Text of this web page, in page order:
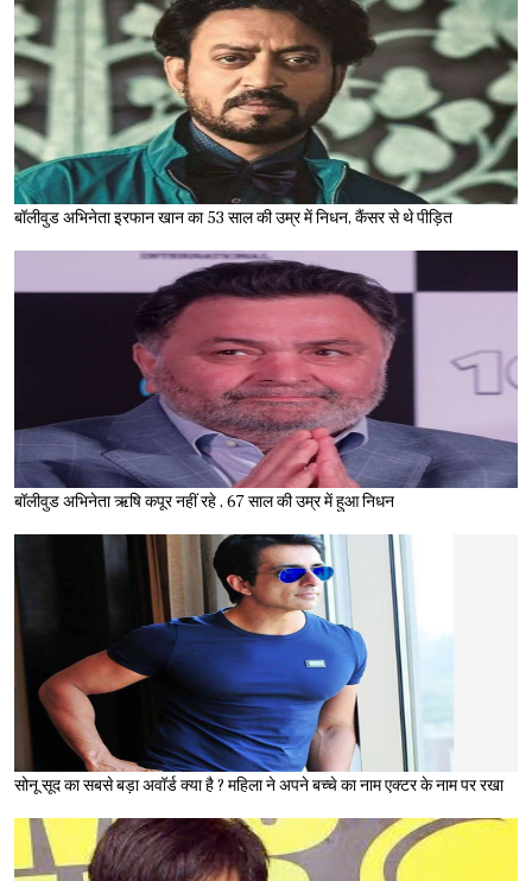
बॉलीवुड अभिनेता इरफान खान का 53 साल की उम्र में निधन, कैंसर से थे पीड़ित
बॉलीवुड अभिनेता ऋषि कपूर नहीं रहे , 67 साल की उम्र में हुआ निधन
सोनू सूद का सबसे बड़ा अवॉर्ड क्या है ? महिला ने अपने बच्चे का नाम एक्टर के नाम पर रखा